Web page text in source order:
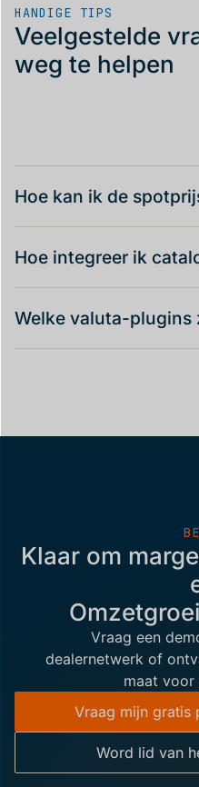
HANDIGE TIPS
Veelgestelde
weg te helpen
Hoe kan ik de
Hoe integreer ik
Welke valuta-plugins
Klaar om
Vraag een
dealernetwerk of
maat voor
Vraag mijn gratis
Word lid van